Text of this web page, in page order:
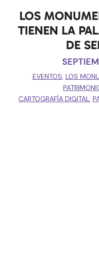
LOS
TIENEN LA
DE
EVENTOS, LOS
CARTOGRAFÍA DIGITAL,